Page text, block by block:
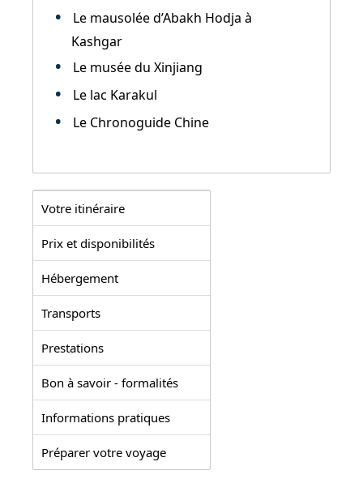
Le mausolée d’Abakh Hodja à
Kashgar
Le musée du Xinjiang
Le lac Karakul
Le Chronoguide Chine
Votre itinéraire
Prix et disponibilités
Hébergement
Transports
Prestations
Bon à savoir - formalités
Informations pratiques
Préparer votre voyage